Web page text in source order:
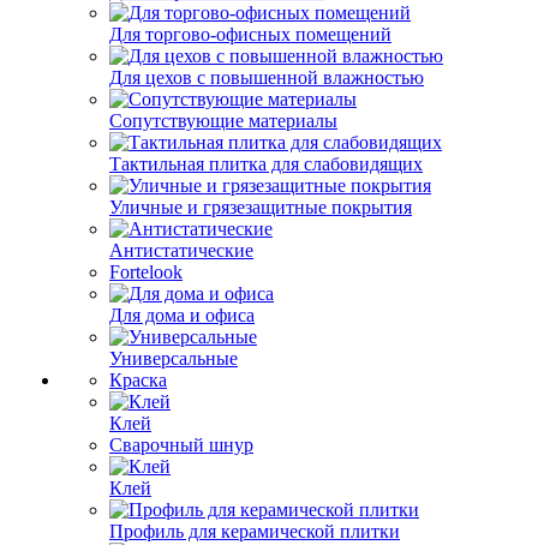
Для торгово-офисных помещений
Для цехов с повышенной влажностью
Сопутствующие материалы
Тактильная плитка для слабовидящих
Уличные и грязезащитные покрытия
Антистатические
Fortelook
Для дома и офиса
Универсальные
Краска
Клей
Сварочный шнур
Клей
Профиль для керамической плитки